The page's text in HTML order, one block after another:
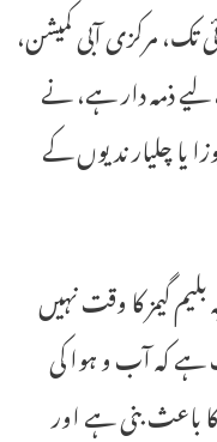
کہا کہ 23 ​​سے 29 جولائی تک، مرکزی آبی کمیشن،
ذمہ دار ہے، نے
یا چلیار ندیوں کے
گیمز کا وقت نہیں
ہے کہ آب و ہوا کی
باعث بنی ہے اور